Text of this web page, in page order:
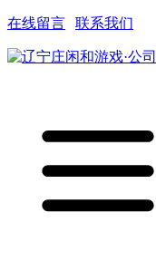
在线留言 联系我们